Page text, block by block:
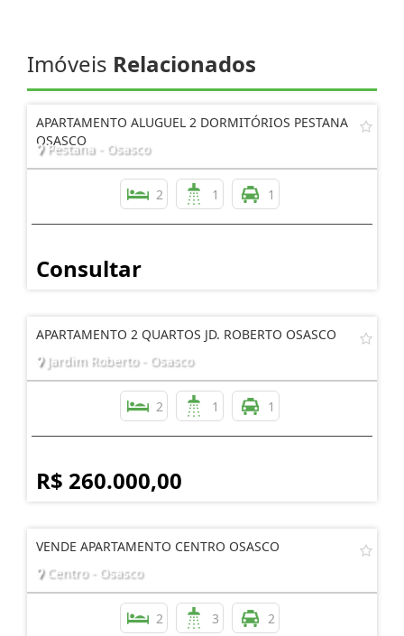
Imóveis Relacionados
APARTAMENTO ALUGUEL 2 DORMITÓRIOS PESTANA
OSASCO
Pestana - Osasco
2 1 1
Consultar
APARTAMENTO 2 QUARTOS JD. ROBERTO OSASCO
Jardim Roberto - Osasco
2 1 1
R$ 260.000,00
VENDE APARTAMENTO CENTRO OSASCO
Centro - Osasco
2 3 2